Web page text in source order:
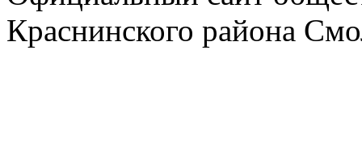
Краснинского района